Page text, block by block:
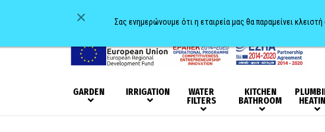
GARDEN IRRIGATION WATER
FILTERS
KITCHEN
BATHROOM
× Σας ενημερώνουμε ότι η εταιρεία μας θα παραμείνει